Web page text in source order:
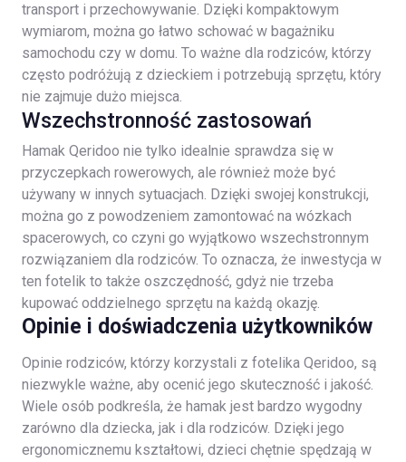
transport i przechowywanie. Dzięki kompaktowym
wymiarom, można go łatwo schować w bagażniku
samochodu czy w domu. To ważne dla rodziców, którzy
często podróżują z dzieckiem i potrzebują sprzętu, który
nie zajmuje dużo miejsca.
Wszechstronność zastosowań
Hamak Qeridoo nie tylko idealnie sprawdza się w
przyczepkach rowerowych, ale również może być
używany w innych sytuacjach. Dzięki swojej konstrukcji,
można go z powodzeniem zamontować na wózkach
spacerowych, co czyni go wyjątkowo wszechstronnym
rozwiązaniem dla rodziców. To oznacza, że inwestycja w
ten fotelik to także oszczędność, gdyż nie trzeba
kupować oddzielnego sprzętu na każdą okazję.
Opinie i doświadczenia użytkowników
Opinie rodziców, którzy korzystali z fotelika Qeridoo, są
niezwykle ważne, aby ocenić jego skuteczność i jakość.
Wiele osób podkreśla, że hamak jest bardzo wygodny
zarówno dla dziecka, jak i dla rodziców. Dzięki jego
ergonomicznemu kształtowi, dzieci chętnie spędzają w